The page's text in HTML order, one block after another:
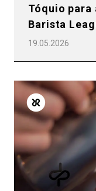
Tóquio para
Barista
19.05.2026